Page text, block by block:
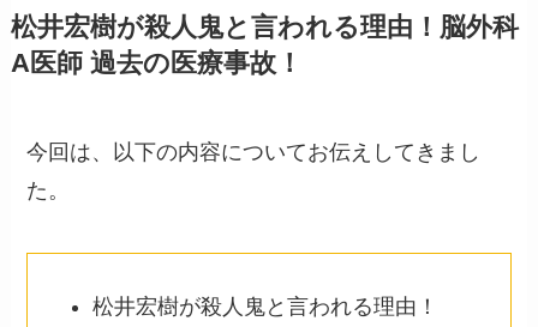
松井宏樹が殺人鬼と言われる理由！脳外科
A医師 過去の医療事故！
今回は、以下の内容についてお伝えしてきまし
た。
松井宏樹が殺人鬼と言われる理由！